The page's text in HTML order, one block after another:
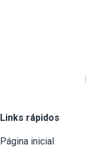
Links rápidos
Página inicial